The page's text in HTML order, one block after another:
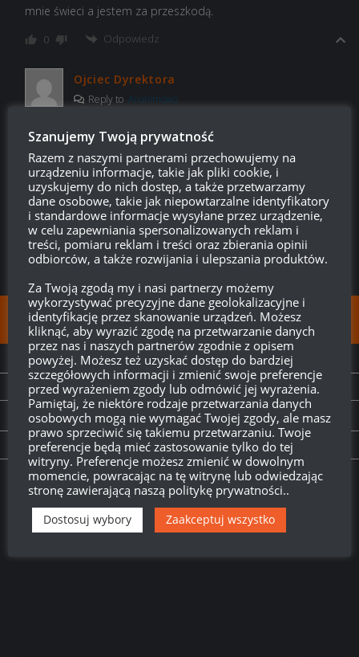
mnie świeci a jestem za przeszkodą.
0 Odpowiedz
Ojciec Dyrektora
Reply to Anonimowo
Generalnie podczerwień nie wygląda bo jest niewidoczna dla
ludzkiego oka…
0 Odpowiedz
FOLLOW:
NEXT STORY
Mirny-13: Nieśmiertelny
PREVIOUS STORY
Mirny-13: Odznaki, medale i członkowie załogi
Twitch.tv - Zurugula
Szanujemy Twoją prywatność
Razem z naszymi partnerami przechowujemy na
urządzeniu informacje, takie jak pliki cookie, i
uzyskujemy do nich dostęp, a także przetwarzamy
dane osobowe, takie jak niepowtarzalne identyfikatory
i standardowe informacje wysyłane przez urządzenie,
w celu zapewniania spersonalizowanych reklam i
treści, pomiaru reklam i treści oraz zbierania opinii
odbiorców, a także rozwijania i ulepszania produktów.
Za Twoją zgodą my i nasi partnerzy możemy
wykorzystywać precyzyjne dane geolokalizacyjne i
identyfikację przez skanowanie urządzeń. Możesz
kliknąć, aby wyrazić zgodę na przetwarzanie danych
przez nas i naszych partnerów zgodnie z opisem
powyżej. Możesz też uzyskać dostęp do bardziej
szczegółowych informacji i zmienić swoje preferencje
przed wyrażeniem zgody lub odmówić jej wyrażenia.
Pamiętaj, że niektóre rodzaje przetwarzania danych
osobowych mogą nie wymagać Twojej zgody, ale masz
prawo sprzeciwić się takiemu przetwarzaniu. Twoje
preferencje będą mieć zastosowanie tylko do tej
witryny. Preferencje możesz zmienić w dowolnym
momencie, powracając na tę witrynę lub odwiedzając
stronę zawierającą naszą politykę prywatności..
Dostosuj wybory Zaakceptuj wszystko